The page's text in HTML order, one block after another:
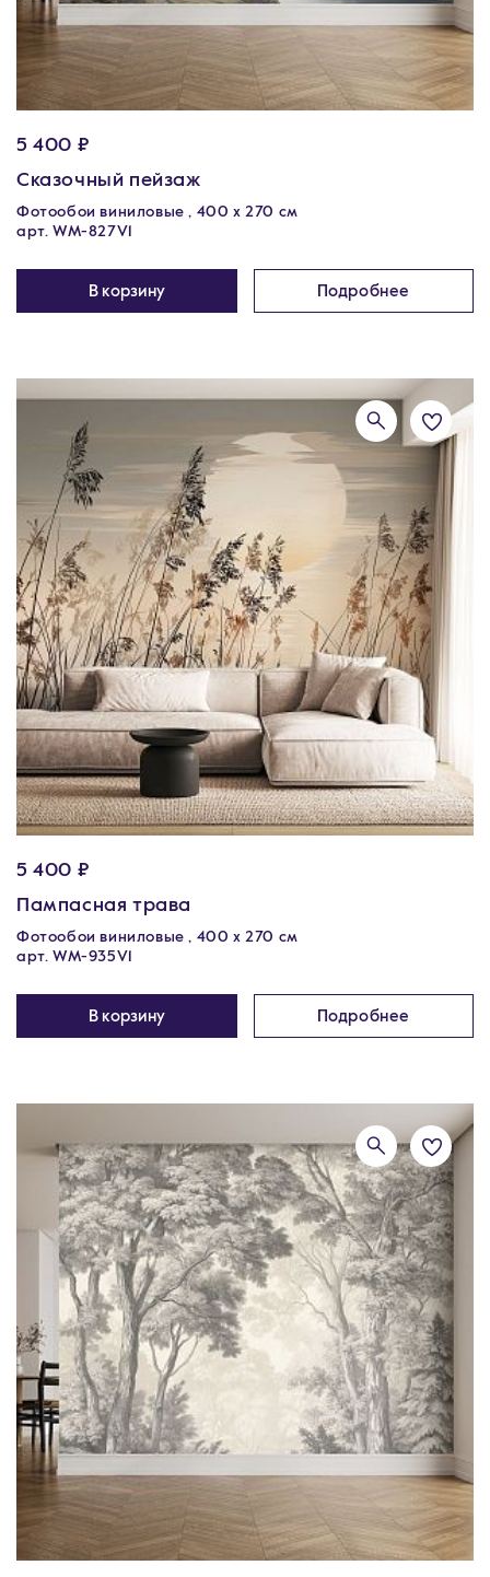
5 400 ₽
Сказочный пейзаж
Фотообои виниловые , 400 х 270 см
арт. WM-827V1
В корзину Подробнее
5 400 ₽
Пампасная трава
Фотообои виниловые , 400 х 270 см
арт. WM-935V1
В корзину Подробнее